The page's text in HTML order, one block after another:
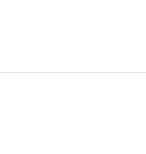
空間、熨斗/熨衫板、免費嬰兒床